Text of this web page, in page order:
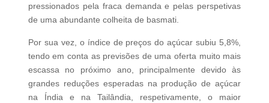
pressionados pela fraca demanda e pelas perspetivas
de uma abundante colheita de basmati.
Por sua vez, o índice de preços do açúcar subiu 5,8%,
tendo em conta as previsões de uma oferta muito mais
escassa no próximo ano, principalmente devido às
grandes reduções esperadas na produção de açúcar
na Índia e na Tailândia, respetivamente, o maior